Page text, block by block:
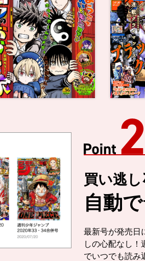
買い逃し
自動で
最新号が発売日
しの心配なし！
でいつでも読み